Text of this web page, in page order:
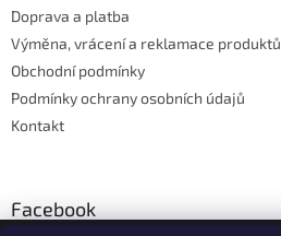
Doprava a platba
Výměna, vrácení a reklamace produktů
Obchodní podmínky
Podmínky ochrany osobních údajů
Kontakt
Facebook